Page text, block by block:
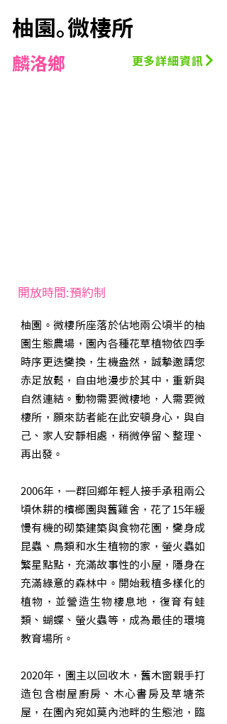
柚園｡微棲所
麟洛鄉 更多詳細資訊
開放時間:預約制
柚園。微棲所座落於佔地兩公頃半的柚
園生態農場，園內各種花草植物依四季
時序更迭變換，生機盎然，誠摯邀請您
赤足放鬆，自由地漫步於其中，重新與
自然連結。動物需要微棲地，人需要微
棲所，願來訪者能在此安頓身心，與自
己、家人安靜相處，稍微停留丶整理、
再出發。
2006年，一群回鄉年輕人接手承租兩公
頃休耕的檳榔園與舊雞舍，花了15年緩
慢有機的砌築建築與食物花園，變身成
昆蟲、鳥類和水生植物的家，螢火蟲如
繁星點點，充滿故事性的小屋，隱身在
充滿綠意的森林中。開始栽植多樣化的
植物，並營造生物棲息地，復育有蛙
類、蝴蝶、螢火蟲等，成為最佳的環境
教育場所。
2020年，園主以回收木，舊木窗親手打
造包含樹屋廚房、木心書房及草塘茶
屋，在園內宛如莫內池畔的生態池，臨